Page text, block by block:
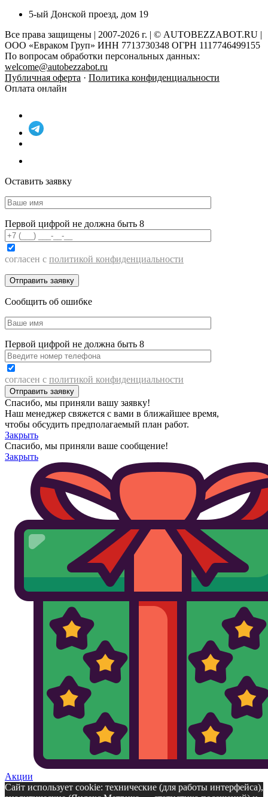
5-ый Донской проезд, дом 19
Все права защищены | 2007-2026 г. | © AUTOBEZZABOT.RU |
ООО «Евраком Груп» ИНН 7713730348 ОГРН 1117746499155
По вопросам обработки персональных данных:
welcome@autobezzabot.ru
Публичная оферта · Политика конфиденциальности
Оплата онлайн
Оставить заявку
Первой цифрой не должна быть 8
согласен с политикой конфиденциальности
Сообщить об ошибке
Первой цифрой не должна быть 8
согласен с политикой конфиденциальности
Спасибо, мы приняли вашу заявку!
Наш менеджер свяжется с вами в ближайшее время,
чтобы обсудить предполагаемый план работ.
Закрыть
Спасибо, мы приняли ваше сообщение!
Закрыть
Акции
Сайт использует cookie: технические (для работы интерфейса),